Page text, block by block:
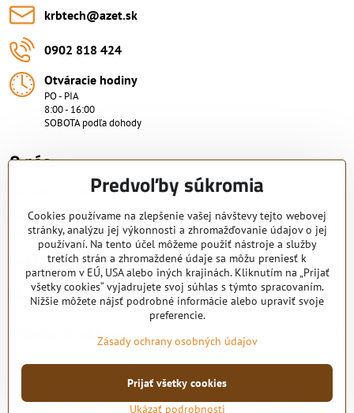
krbtech​@azet​.sk
0902 818 424
Otváracie hodiny
PO - PIA
8:00 - 16:00
SOBOTA podľa dohody
O nás.
Viac ako 15 rokov skúsenosti.
Nakupujte od overeného predajcu s certifikovaným servisným
strediskom. KRB-TECH s.r.o.
Pridajte sa k nám
Facebook
Všetko k nákupu
©2026Copyright
Predvoľby súkromiaZásady ochrany osobných údajov
Predvoľby súkromia
Cookies používame na zlepšenie vašej návštevy tejto webovej
stránky, analýzu jej výkonnosti a zhromažďovanie údajov o jej
používaní. Na tento účel môžeme použiť nástroje a služby
tretích strán a zhromaždené údaje sa môžu preniesť k
partnerom v EÚ, USA alebo iných krajinách. Kliknutím na „Prijať
všetky cookies“ vyjadrujete svoj súhlas s týmto spracovaním.
Nižšie môžete nájsť podrobné informácie alebo upraviť svoje
preferencie.
Zásady ochrany osobných údajov
Ukázať podrobnosti
Prijať všetky cookies